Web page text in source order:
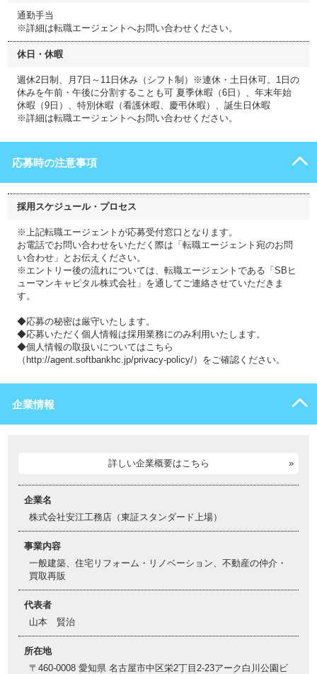
通勤手当
※詳細は転職エージェントへお問い合わせください。
休日・休暇
週休2日制、月7日～11日休み（シフト制）※連休・土日休可。1日の
休みを午前・午後に分割することも可 夏季休暇（6日）、年末年始
休暇（9日）、特別休暇（看護休暇、慶弔休暇）、誕生日休暇
※詳細は転職エージェントへお問い合わせください。
応募時の注意事項
採用スケジュール・プロセス
※上記転職エージェントが応募受付窓口となります。
お電話でお問い合わせをいただく際は「転職エージェント宛のお問
い合わせ」とお伝えください。
※エントリー後の流れについては、転職エージェントである「SBヒ
ューマンキャピタル株式会社」を通してご連絡させていただきま
す。
◆応募の秘密は厳守いたします。
◆応募いただく個人情報は採用業務にのみ利用いたします。
◆個人情報の取扱いについてはこちら
（http://agent.softbankhc.jp/privacy-policy/）をご確認ください。
企業情報
詳しい企業概要はこちら
企業名
株式会社安江工務店（東証スタンダード上場）
事業内容
一般建築、住宅リフォーム・リノベーション、不動産の仲介・
買取再販
代表者
山本 賢治
所在地
〒460-0008 愛知県 名古屋市中区栄2丁目2-23アーク白川公園ビ